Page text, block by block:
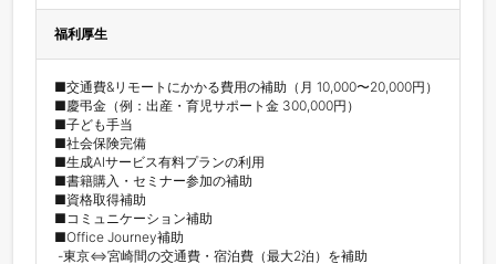
福利厚生
■交通費&リモートにかかる費用の補助（月 10,000〜20,000円）
■慶弔金（例：出産・育児サポート金 300,000円）
■子ども手当
■社会保険完備
■生成AIサービス有料プランの利用
■書籍購入・セミナー参加の補助
■資格取得補助
■コミュニケーション補助
■Office Journey補助